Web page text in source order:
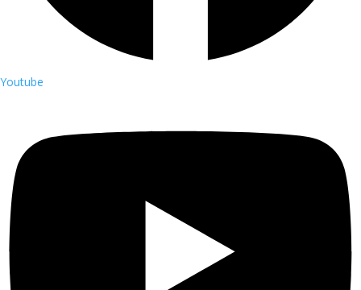
Youtube